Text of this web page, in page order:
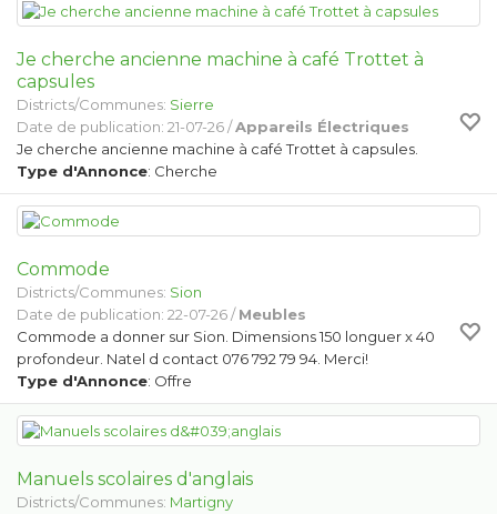
Je cherche ancienne machine à café Trottet à
capsules
Districts/Communes: Sierre
Date de publication: 21-07-26 /Appareils Électriques
Je cherche ancienne machine à café Trottet à capsules.
Type d'Annonce: Cherche
Commode
Districts/Communes: Sion
Date de publication: 22-07-26 /Meubles
Commode a donner sur Sion. Dimensions 150 longuer x 40
profondeur. Natel d contact 076 792 79 94. Merci!
Type d'Annonce: Offre
Manuels scolaires d'anglais
Districts/Communes: Martigny